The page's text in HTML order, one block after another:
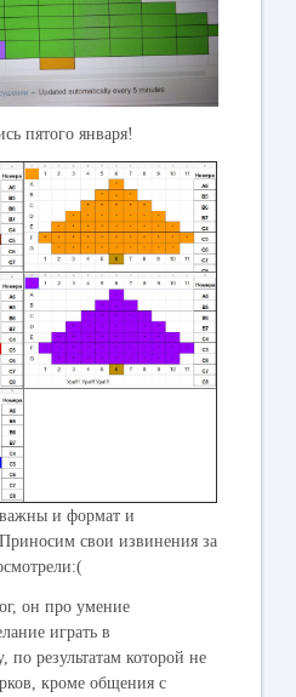
пятого января!
и формат и
свои извинения за
он про умение
играть в
по результатам которой не
кроме общения с